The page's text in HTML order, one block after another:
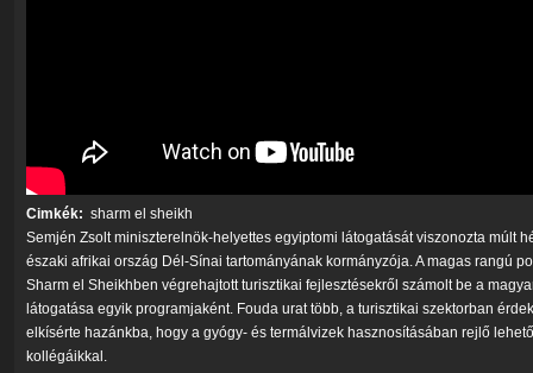
Cimkék: sharm el sheikh
Semjén Zsolt miniszterelnök-helyettes egyiptomi látogatását viszonozta múlt
északi afrikai ország Dél-Sínai tartományának kormányzója. A magas rangú
Sharm el Sheikhben végrehajtott turisztikai fejlesztésekről számolt be a
látogatása egyik programjaként. Fouda urat több, a turisztikai szektorban
elkísérte hazánkba, hogy a gyógy- és termálvizek hasznosításában rejlő
kollégáikkal.